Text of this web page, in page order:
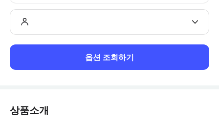
옵션 조회하기
상품소개